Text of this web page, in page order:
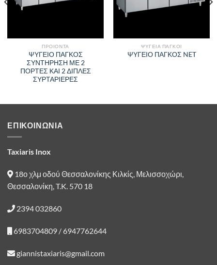
ΠΡΟΙΟΝΤΑ
ΨΥΓΕΙΟ ΠΑΓΚΟΣ
ΣΥΝΤΗΡΗΣΗ ΜΕ 2
ΠΟΡΤΕΣ ΚΑΙ 2 ΔΙΠΛΕΣ
ΣΥΡΤΑΡΙΕΡΕΣ
ΨΥΓΕΙΑ ΠΑΓΚΟΙ
ΨΥΓΕΙΟ ΠΑΓΚΟΣ NET
ΕΠΙΚΟΙΝΩΝΙΑ
Taxiaris Inox
18ο χλμ οδού Θεσσαλονίκης Κιλκίς, Μελισσοχώρι,
Θεσσαλονίκη, T.K. 570 18
2394 032860
6983704809 / 6947762644
giannistaxiaris@gmail.com